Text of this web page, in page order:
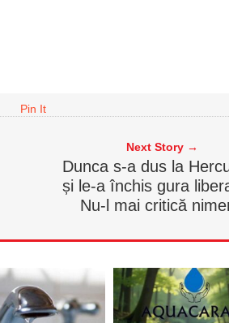
Pin It
Next Story →
Dunca s-a dus la
și le-a închis gura
Nu-l mai critică